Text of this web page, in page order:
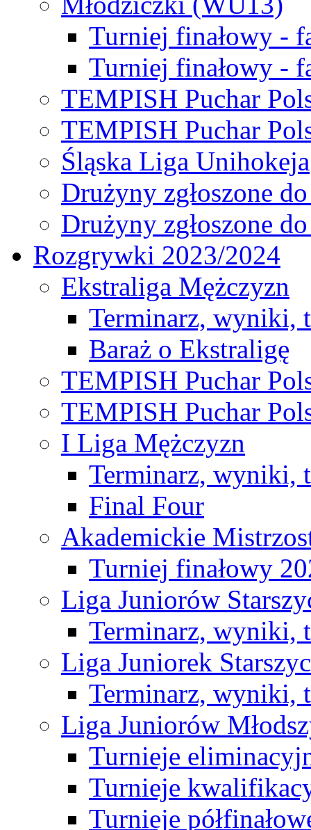
Turniej finałowy -
Turniej finałowy -
TEMPISH Puchar
TEMPISH Puchar
Śląska Liga Unihokeja
Drużyny zgłoszone
Drużyny zgłoszone
Rozgrywki 2023/2024
Ekstraliga Mężczyzn
Terminarz, wyniki,
Baraż o Ekstraligę
TEMPISH Puchar
TEMPISH Puchar
I Liga Mężczyzn
Terminarz, wyniki,
Final Four
Akademickie
Turniej finałowy
Liga Juniorów
Terminarz, wyniki,
Liga Juniorek
Terminarz, wyniki,
Liga Juniorów
Turnieje
Turnieje
Turnieje